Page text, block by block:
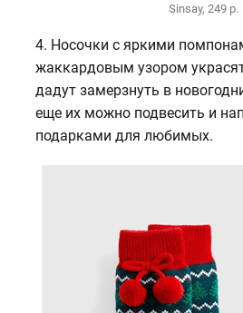
Sinsay, 249 р.
4. Носочки с яркими
жаккардовым узором
дадут замерзнуть в
еще их можно подвесить и
подарками для любимых.